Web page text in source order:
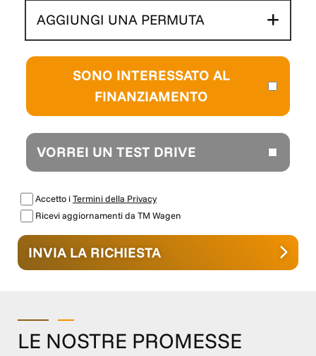
AGGIUNGI UNA PERMUTA
SONO INTERESSATO AL
FINANZIAMENTO
VORREI UN TEST DRIVE
Accetto iTermini della Privacy
Ricevi aggiornamenti da TM Wagen
INVIA LA RICHIESTA
LE NOSTRE PROMESSE